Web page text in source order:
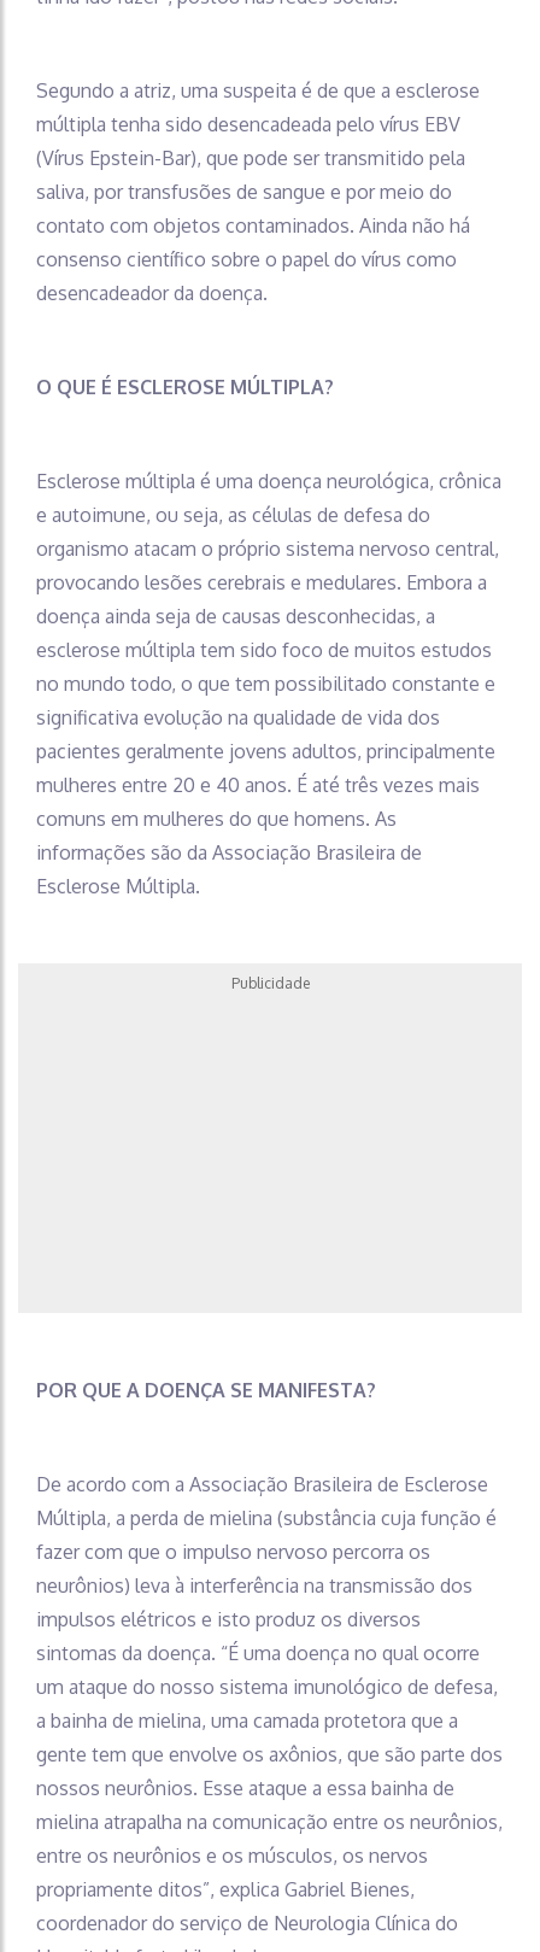
Segundo a atriz, uma suspeita é de que a esclerose
múltipla tenha sido desencadeada pelo vírus EBV
(Vírus Epstein-Bar), que pode ser transmitido pela
saliva, por transfusões de sangue e por meio do
contato com objetos contaminados. Ainda não há
consenso científico sobre o papel do vírus como
desencadeador da doença.
O QUE É ESCLEROSE MÚLTIPLA?
Esclerose múltipla é uma doença neurológica, crônica
e autoimune, ou seja, as células de defesa do
organismo atacam o próprio sistema nervoso central,
provocando lesões cerebrais e medulares. Embora a
doença ainda seja de causas desconhecidas, a
esclerose múltipla tem sido foco de muitos estudos
no mundo todo, o que tem possibilitado constante e
significativa evolução na qualidade de vida dos
pacientes geralmente jovens adultos, principalmente
mulheres entre 20 e 40 anos. É até três vezes mais
comuns em mulheres do que homens. As
informações são da Associação Brasileira de
Esclerose Múltipla.
Publicidade
POR QUE A DOENÇA SE MANIFESTA?
De acordo com a Associação Brasileira de Esclerose
Múltipla, a perda de mielina (substância cuja função é
fazer com que o impulso nervoso percorra os
neurônios) leva à interferência na transmissão dos
impulsos elétricos e isto produz os diversos
sintomas da doença. “É uma doença no qual ocorre
um ataque do nosso sistema imunológico de defesa,
a bainha de mielina, uma camada protetora que a
gente tem que envolve os axônios, que são parte dos
nossos neurônios. Esse ataque a essa bainha de
mielina atrapalha na comunicação entre os neurônios,
entre os neurônios e os músculos, os nervos
propriamente ditos”, explica Gabriel Bienes,
coordenador do serviço de Neurologia Clínica do